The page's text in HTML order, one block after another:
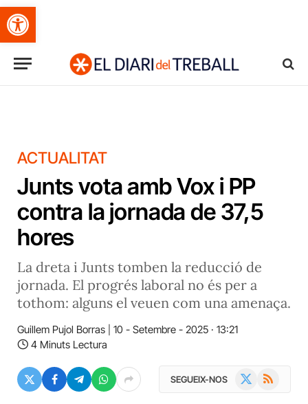
Obre la barra d'eines
ACTUALITAT
Junts vota amb Vox i PP
contra la jornada de 37,5
hores
La dreta i Junts tomben la reducció de
jornada. El progrés laboral no és per a
tothom: alguns el veuen com una amenaça.
Guillem Pujol Borras
10 - Setembre - 2025 · 13:21
4 Minuts Lectura
SEGUEIX-NOS RSS